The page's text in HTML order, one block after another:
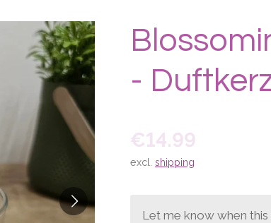
-
€14.99
excl. shipping
Let me know when